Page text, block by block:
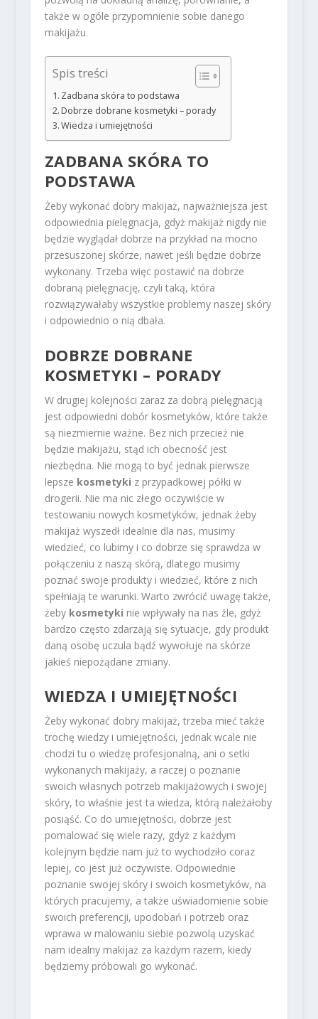
także w ogóle przypomnienie sobie danego
makijażu.
Spis treści
Zadbana skóra to podstawa
Dobrze dobrane kosmetyki – porady
Wiedza i umiejętności
ZADBANA SKÓRA TO
PODSTAWA
Żeby wykonać dobry makijaż, najważniejsza jest
odpowiednia pielęgnacja, gdyż makijaż nigdy nie
będzie wyglądał dobrze na przykład na mocno
przesuszonej skórze, nawet jeśli będzie dobrze
wykonany. Trzeba więc postawić na dobrze
dobraną pielęgnację, czyli taką, która
rozwiązywałaby wszystkie problemy naszej skóry
i odpowiednio o nią dbała.
DOBRZE DOBRANE
KOSMETYKI – PORADY
W drugiej kolejności zaraz za dobrą pielęgnacją
jest odpowiedni dobór kosmetyków, które także
są niezmiernie ważne. Bez nich przecież nie
będzie makijażu, stąd ich obecność jest
niezbędna. Nie mogą to być jednak pierwsze
lepsze kosmetyki z przypadkowej półki w
drogerii. Nie ma nic złego oczywiście w
testowaniu nowych kosmetyków, jednak żeby
makijaż wyszedł idealnie dla nas, musimy
wiedzieć, co lubimy i co dobrze się sprawdza w
połączeniu z naszą skórą, dlatego musimy
poznać swoje produkty i wiedzieć, które z nich
spełniają te warunki. Warto zwrócić uwagę także,
żeby kosmetyki nie wpływały na nas źle, gdyż
bardzo często zdarzają się sytuacje, gdy produkt
daną osobę uczula bądź wywołuje na skórze
jakieś niepożądane zmiany.
WIEDZA I UMIEJĘTNOŚCI
Żeby wykonać dobry makijaż, trzeba mieć także
trochę wiedzy i umiejętności, jednak wcale nie
chodzi tu o wiedzę profesjonalną, ani o setki
wykonanych makijaży, a raczej o poznanie
swoich własnych potrzeb makijażowych i swojej
skóry, to właśnie jest ta wiedza, którą należałoby
posiąść. Co do umiejętności, dobrze jest
pomalować się wiele razy, gdyż z każdym
kolejnym będzie nam już to wychodziło coraz
lepiej, co jest już oczywiste. Odpowiednie
poznanie swojej skóry i swoich kosmetyków, na
których pracujemy, a także uświadomienie sobie
swoich preferencji, upodobań i potrzeb oraz
wprawa w malowaniu siebie pozwolą uzyskać
nam idealny makijaż za każdym razem, kiedy
będziemy próbowali go wykonać.